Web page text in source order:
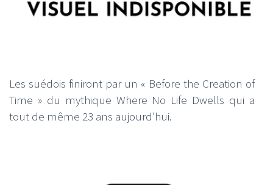
Les suédois finiront par un « Before the Creation of
Time » du mythique Where No Life Dwells qui a
tout de même 23 ans aujourd’hui.